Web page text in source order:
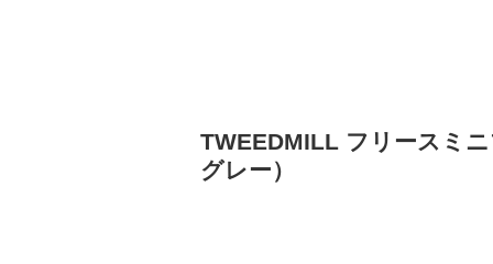
TWEEDMILL フリースミ
グレー）